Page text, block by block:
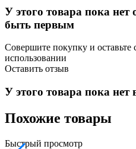
У этого товара пока
быть первым
Совершите покупку и оставьте
использовании
Оставить отзыв
У этого товара пока нет
Похожие товары
Быстрый просмотр